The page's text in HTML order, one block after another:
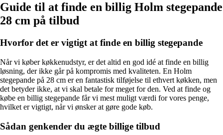
Guide til at finde en billig Holm stegepande
28 cm på tilbud
Hvorfor det er vigtigt at finde en billig stegepande
Når vi køber køkkenudstyr, er det altid en god idé at finde en billig
løsning, der ikke går på kompromis med kvaliteten. En Holm
stegepande på 28 cm er en fantastisk tilføjelse til ethvert køkken, men
det betyder ikke, at vi skal betale for meget for den. Ved at finde og
købe en billig stegepande får vi mest muligt værdi for vores penge,
hvilket er vigtigt, når vi ønsker at gøre gode køb.
Sådan genkender du ægte billige tilbud